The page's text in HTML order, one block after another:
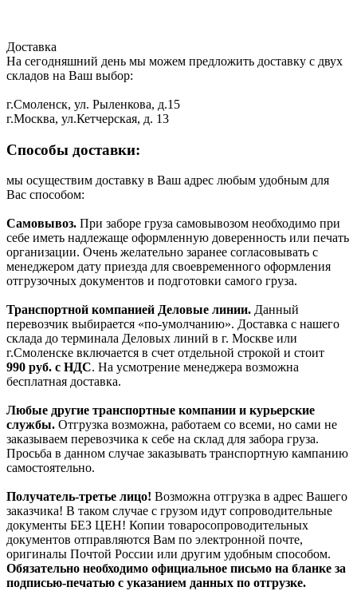
Доставка
На сегодняшний день мы можем предложить доставку с двух
складов на Ваш выбор:
г.Смоленск, ул. Рыленкова, д.15
г.Москва, ул.Кетчерская, д. 13
Способы доставки:
мы осуществим доставку в Ваш адрес любым удобным для
Вас способом:
Самовывоз. При заборе груза самовывозом необходимо при
себе иметь надлежаще оформленную доверенность или печать
организации. Очень желательно заранее согласовывать с
менеджером дату приезда для своевременного оформления
отгрузочных документов и подготовки самого груза.
Транспортной компанией Деловые линии. Данный
перевозчик выбирается «по-умолчанию». Доставка с нашего
склада до терминала Деловых линий в г. Москве или
г.Смоленске включается в счет отдельной строкой и стоит
990 руб. с НДС. На усмотрение менеджера возможна
бесплатная доставка.
Любые другие транспортные компании и курьерские
службы. Отгрузка возможна, работаем со всеми, но сами не
заказываем перевозчика к себе на склад для забора груза.
Просьба в данном случае заказывать транспортную кампанию
самостоятельно.
Получатель-третье лицо! Возможна отгрузка в адрес Вашего
заказчика! В таком случае с грузом идут сопроводительные
документы БЕЗ ЦЕН! Копии товаросопроводительных
документов отправляются Вам по электронной почте,
оригиналы Почтой России или другим удобным способом.
Обязательно необходимо официальное письмо на бланке за
подписью-печатью с указанием данных по отгрузке.